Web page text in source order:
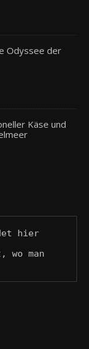
Odyssee der
Käse und
hier
wo man